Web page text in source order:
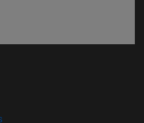
ventana)
(abre en nueva ventana)